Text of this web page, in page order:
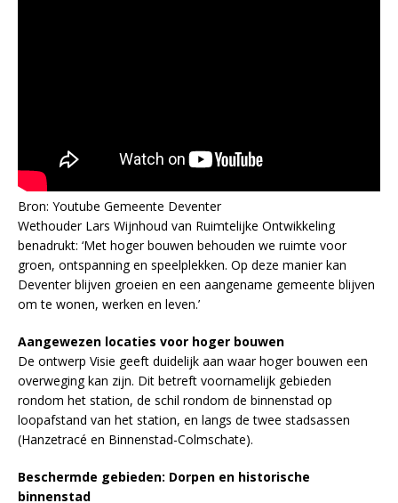
Bron: Youtube Gemeente Deventer
Wethouder Lars Wijnhoud van Ruimtelijke Ontwikkeling
benadrukt: ‘Met hoger bouwen behouden we ruimte voor
groen, ontspanning en speelplekken. Op deze manier kan
Deventer blijven groeien en een aangename gemeente blijven
om te wonen, werken en leven.’
Aangewezen locaties voor hoger bouwen
De ontwerp Visie geeft duidelijk aan waar hoger bouwen een
overweging kan zijn. Dit betreft voornamelijk gebieden
rondom het station, de schil rondom de binnenstad op
loopafstand van het station, en langs de twee stadsassen
(Hanzetracé en Binnenstad-Colmschate).
Beschermde gebieden: Dorpen en historische
binnenstad